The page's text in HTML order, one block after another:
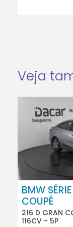
Veja
BMW
COUPÉ
216 D GRAN
116CV - 5P